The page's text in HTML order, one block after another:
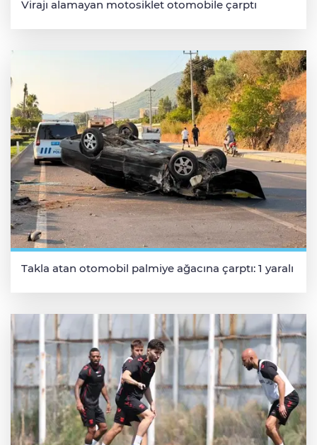
Virajı alamayan motosiklet otomobile çarptı
Takla atan otomobil palmiye ağacına çarptı: 1 yaralı